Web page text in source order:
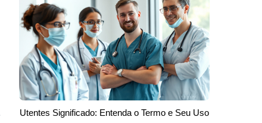
Utentes Significado: Entenda o Termo e Seu Uso